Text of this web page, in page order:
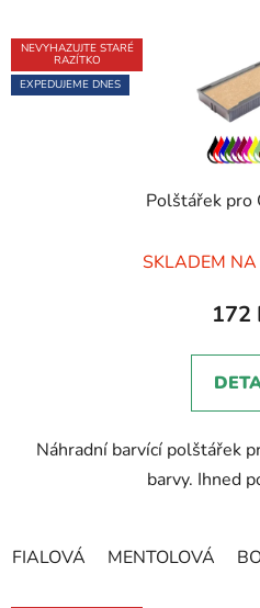
NEVYHAZUJTE STARÉ
RAZÍTKO
EXPEDUJEME DNES
Polštářek pro
z
SKLADEM NA
172
Náhradní barvící polštářek
barvy. Ihned
FIALOVÁ MENTOLOVÁ